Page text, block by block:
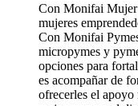
Con Monifai Mujer
mujeres
Con Monifai
micropymes y
opciones para
es acompañar de
ofrecerles el apoyo